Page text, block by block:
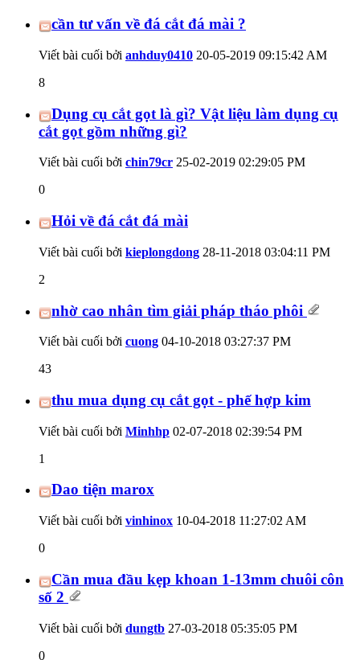
cần tư vấn về đá cắt đá mài ?
Viết bài cuối bởi anhduy0410 20-05-2019 09:15:42 AM
8
Dụng cụ cắt gọt là gì? Vật liệu làm dụng cụ
cắt gọt gồm những gì?
Viết bài cuối bởi chin79cr 25-02-2019 02:29:05 PM
0
Hỏi về đá cắt đá mài
Viết bài cuối bởi kieplongdong 28-11-2018 03:04:11 PM
2
nhờ cao nhân tìm giải pháp tháo phôi
Viết bài cuối bởi cuong 04-10-2018 03:27:37 PM
43
thu mua dụng cụ cắt gọt - phế hợp kim
Viết bài cuối bởi Minhhp 02-07-2018 02:39:54 PM
1
Dao tiện marox
Viết bài cuối bởi vinhinox 10-04-2018 11:27:02 AM
0
Cần mua đầu kẹp khoan 1-13mm chuôi côn
số 2
Viết bài cuối bởi dungtb 27-03-2018 05:35:05 PM
0